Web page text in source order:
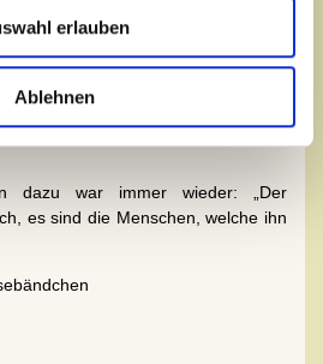
erlauben
Ablehnen
Aussagen oft auch mehrere
kann dieses Buch also auch als
und jeden Tag eine seiner
darüber nachdenken und
dazu war immer wieder: „Der
es sind die Menschen, welche ihn